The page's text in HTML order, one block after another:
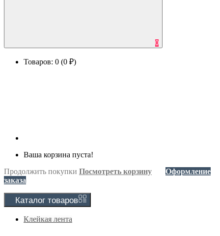
0
Товаров: 0 (0 ₽)
Ваша корзина пуста!
Продолжить покупки Посмотреть корзину
Оформление
заказа
Каталог товаров
Клейкая лента